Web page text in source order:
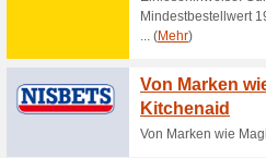
100%